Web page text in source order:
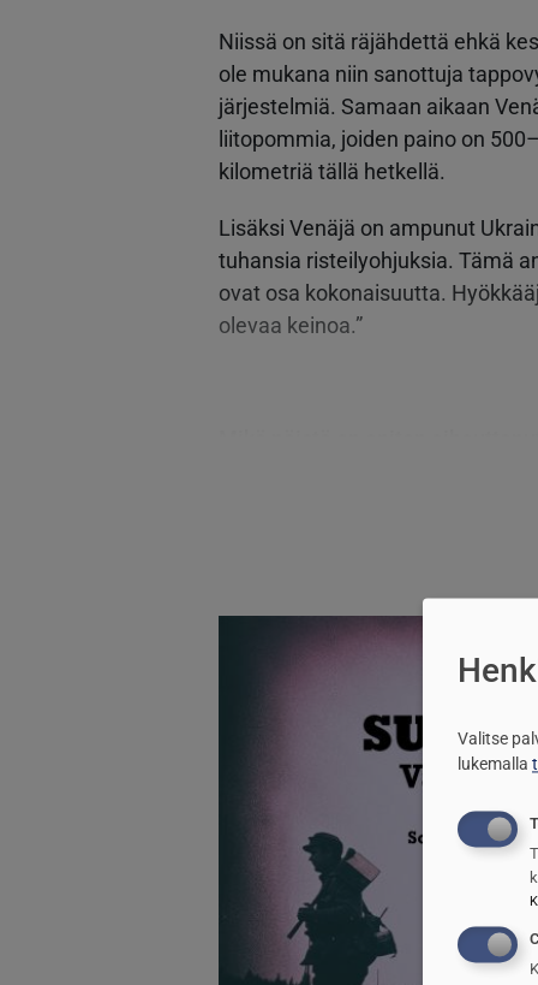
Niissä on sitä räjähdettä ehkä
ole mukana niin sanottuja
järjestelmiä. Samaan aikaan
liitopommia, joiden paino on
kilometriä tällä hetkellä.
Lisäksi Venäjä on ampunut
tuhansia risteilyohjuksia. Tämä
ovat osa kokonaisuutta.
olevaa keinoa.”
Valitse
lukemalla